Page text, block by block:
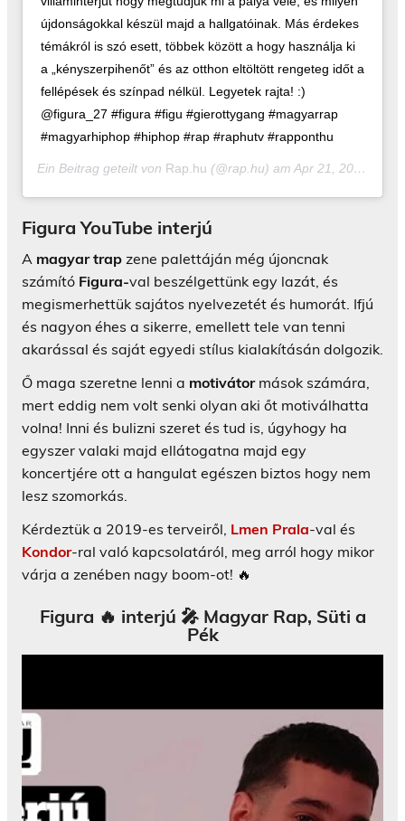
újdonságokkal készül majd a hallgatóinak. Más érdekes
témákról is szó esett, többek között a hogy használja ki
a „kényszerpihenőt” és az otthon eltöltött rengeteg időt a
fellépések és színpad nélkül. Legyetek rajta! :)
@figura_27 #figura #figu #gierottygang #magyarrap
#magyarhiphop #hiphop #rap #raphutv #rapponthu
Ein Beitrag geteilt von Rap.hu (@rap.hu) am Apr 21, 2020 um 12:22 PDT
Figura YouTube interjú
A magyar trap zene palettáján még újoncnak
számító Figura-val beszélgettünk egy lazát, és
megismerhettük sajátos nyelvezetét és humorát. Ifjú
és nagyon éhes a sikerre, emellett tele van tenni
akarással és saját egyedi stílus kialakításán dolgozik.
Ő maga szeretne lenni a motivátormások számára,
mert eddig nem volt senki olyan aki őt motiválhatta
volna! Inni és bulizni szeret és tud is, úgyhogy ha
egyszer valaki majd ellátogatna majd egy
koncertjére ott a hangulat egészen biztos hogy nem
lesz szomorkás.
Kérdeztük a 2019-es terveiről, Lmen Prala-val és
Kondor-ral való kapcsolatáról, meg arról hogy mikor
várja a zenében nagy boom-ot! 🔥
Figura 🔥 interjú 🎤 Magyar Rap, Süti a
Pék